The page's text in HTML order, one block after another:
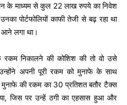
के माध्यम से कुल 22 लाख रुपये का निवेश
पोर्टफोलियों काफी तेजी से बढ़ रहा था
लगा था।
निकालने की कोशिश की तो वो उसे
अपनी पूरी रकम को मुनाफे के साथ
मुनाफे की रकम का 30 प्रतिशत बतौर टैक्स
जिस पर उन्हें ठगी का एहसास हुआ और